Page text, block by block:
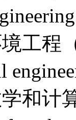
工程
学和计